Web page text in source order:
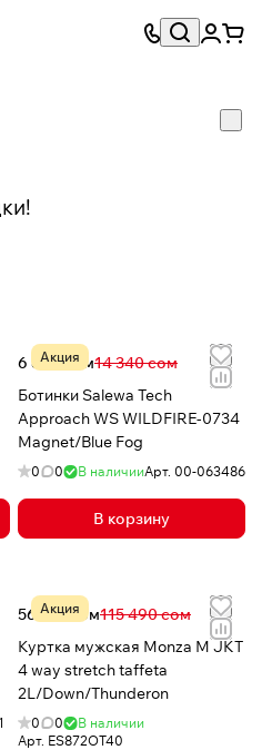
Акция
6 846 сом14 340 сом
Ботинки Salewa Tech
Approach WS WILDFIRE-0734
Magnet/Blue Fog
0 0 В наличииАрт. 00-063486
В корзину
Акция
56 727 сом115 490 сом
Куртка мужская Monza M JKT
4 way stretch taffeta
2L/Down/Thunderon
0 0
В наличии
Арт. ES872OT40